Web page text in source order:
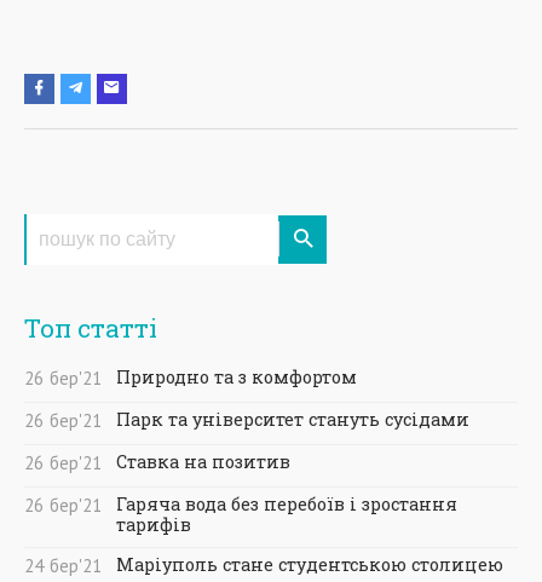
Топ статті
26 бер'21
Природно та з комфортом
26 бер'21
Парк та університет стануть сусідами
26 бер'21
Ставка на позитив
26 бер'21
Гаряча вода без перебоїв і зростання
тарифів
24 бер'21
Маріуполь стане студентською столицею